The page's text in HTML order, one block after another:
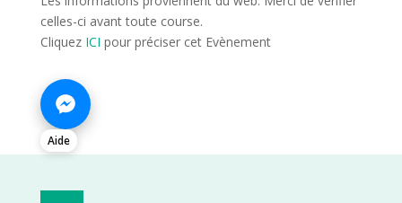
celles-ci avant toute course.
Cliquez ICI pour préciser cet Evènement
Aide